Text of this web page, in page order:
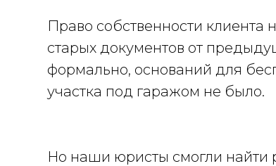
Право собственности клиента
старых документов от
формально, оснований для
участка под гаражом не было.
Но наши юристы смогли найти